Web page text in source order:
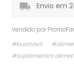
Envio em
Vendido por
#buonavit
#suplementos